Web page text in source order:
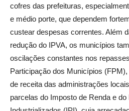
cofres das prefeituras,
e médio porte, que dependem
custear despesas correntes. Além
redução do IPVA, os municípios
oscilações constantes nos
Participação dos Municípios
de receita das administrações
parcelas do Imposto de Renda e